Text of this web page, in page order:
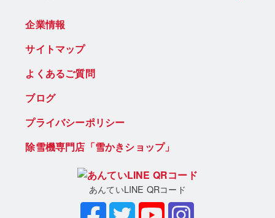
企業情報
サイトマップ
よくあるご質問
ブログ
プライバシーポリシー
除雪機専門店「雪かきショップ」
あんていLINE QRコード